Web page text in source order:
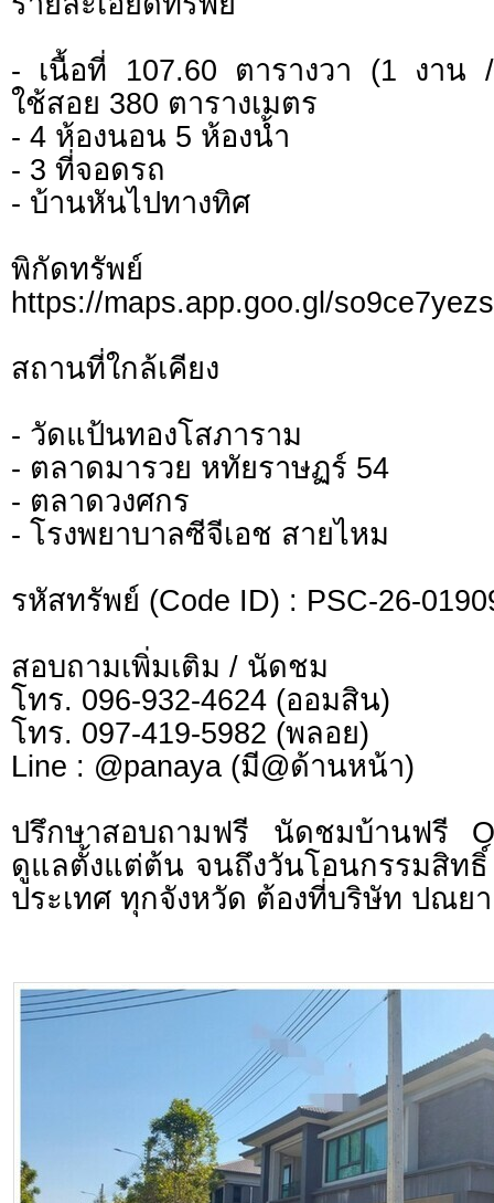
- เนื้อที่ 107.60 ตารางวา (1 งา
ใช้สอย 380 ตารางเมตร
- 4 ห้องนอน 5 ห้องน้ำ
- 3 ที่จอดรถ
- บ้านหันไปทางทิศ
พิกัดทรั
https://maps.app.goo.gl/
สถานที่ใกล้เคียง
- วัดแป้นทองโสภาราม
- ตลาดมารวย หทัยราษฏร์ 54
- ตลาดวงศกร
- โรงพยาบาลซีจีเอช สายไหม
รหัสทรัพย์ (Code ID) : PSC-26-
สอบถามเพิ่มเติม / นัดชม
โทร. 096-932-4624 (ออมสิน)
โทร. 097-419-5982 (พลอย)
Line : @panaya (มี@ด้านหน้า)
ปรึกษาสอบถามฟรี นัดชมบ้านฟรี
ดูแลตั้งแต่ต้น จนถึงวันโอนกรรมสิท
ประเทศ ทุกจังหวัด ต้องที่บริษัท ปณย